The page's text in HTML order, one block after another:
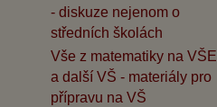
- diskuze nejenom o
středních školách
Vše z matematiky na VŠE
a další VŠ - materiály pro
přípravu na VŠ